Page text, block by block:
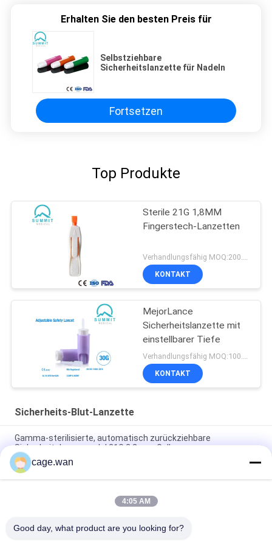
Erhalten Sie den besten Preis für
Selbstziehbare
Sicherheitslanzette für Nadeln
Fortsetzen
Top Produkte
Sterile 21G 1,8MM
Fingerstech-Lanzetten
Verhandlungsfähig MOQ:200.000 PC
KONTAKT
MejorLance
Sicherheitslanzette mit
einstellbarer Tiefe
KONTAKT
Sicherheits-Blut-Lanzette
Gamma-sterilisierte, automatisch zurückziehbare
Sicherheitslanzennadel 21G 2,2 mm Gelb
Tiefe der Druckknopf-Sicherheits-Lanzetten-21G der Nadel-
1.8mm für schnellen Test
Justierbare Nadel der Tiefen-Sicherheits-Lanzetten-28G mit
cage.wan
4:05 AM
Good day, what product are you looking for?